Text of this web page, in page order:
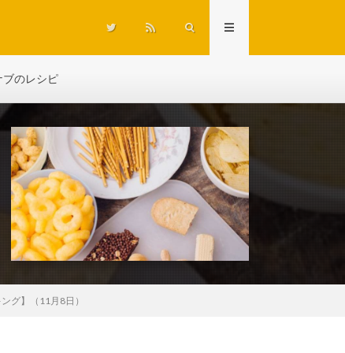
ブのレシピ
グ】（11月8日）